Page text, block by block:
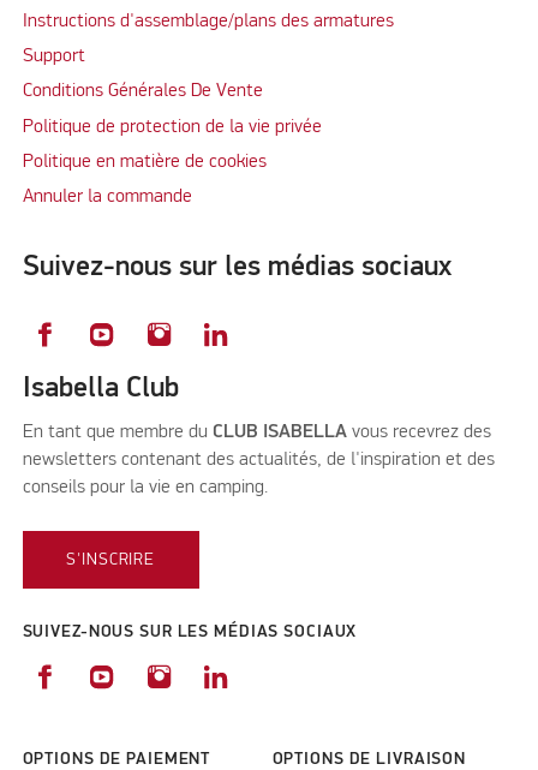
Instructions d'assemblage/plans des armatures
Support
Conditions Générales De Vente
Politique de protection de la vie privée
Politique en matière de cookies
Annuler la commande
Suivez-nous sur les médias sociaux
Isabella Club
En tant que membre du CLUB ISABELLA vous recevrez des
newsletters contenant des actualités, de l'inspiration et des
conseils pour la vie en camping.
S'INSCRIRE
SUIVEZ-NOUS SUR LES MÉDIAS SOCIAUX
OPTIONS DE PAIEMENT OPTIONS DE LIVRAISON